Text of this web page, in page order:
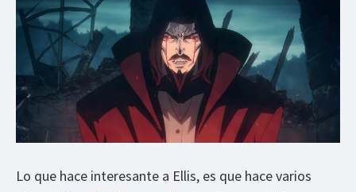
Lo que hace interesante a Ellis, es que hace varios